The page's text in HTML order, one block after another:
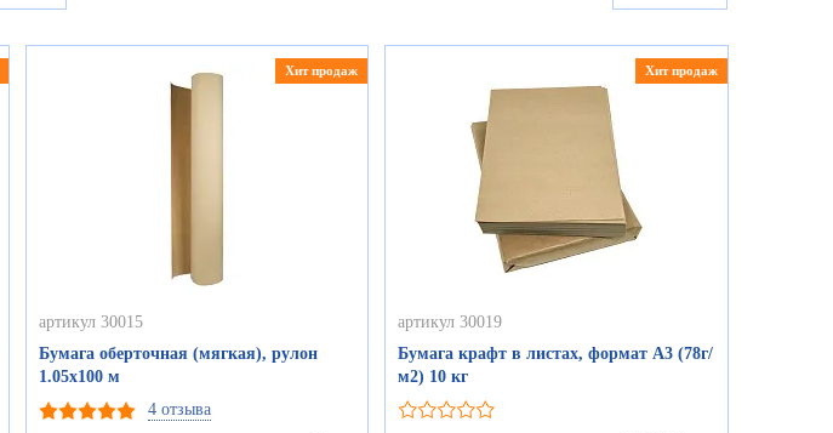
Хит продаж
артикул 30015
Бумага оберточная (мягкая), рулон
1.05х100 м
4 отзыва
Хит продаж
артикул 30019
Бумага крафт в листах, формат А3 (78г/
м2) 10 кг